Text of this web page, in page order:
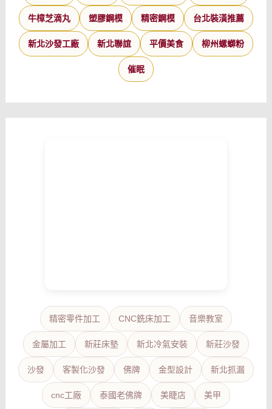
牛樟芝滴丸 塑膠鋼模 精密鋼模 台北裝潢推薦
新北沙發工廠 新北聯誼 平價美食 柳州螺螄粉
催眠
精密零件加工 CNC銑床加工 音樂教室
金屬加工 新莊床墊 新北冷氣安裝 新莊沙發
沙發 客製化沙發 佛牌 金型設計 新北抓漏
cnc工廠 泰國老佛牌 美睫店 美甲